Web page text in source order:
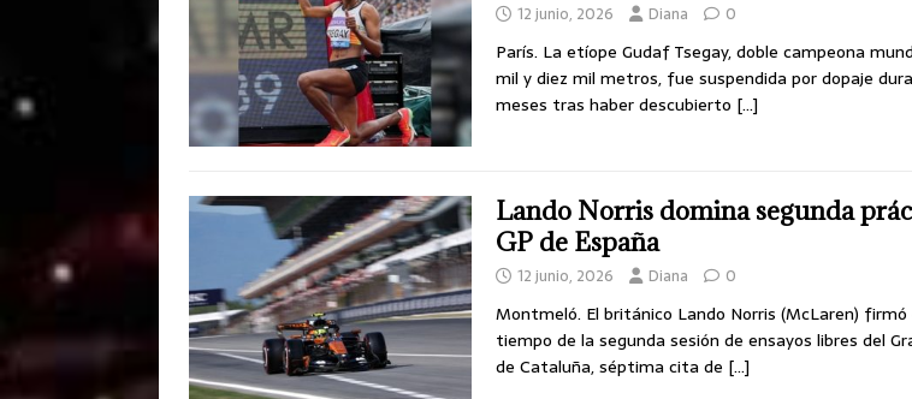
12 junio, 2026 Diana 0
París. La etíope Gudaf Tsegay, doble campeona
mil y diez mil metros, fue suspendida por dopaje
meses tras haber descubierto […]
Lando Norris domina segunda
GP de España
12 junio, 2026 Diana 0
Montmeló. El británico Lando Norris (McLaren)
tiempo de la segunda sesión de ensayos libres del
de Cataluña, séptima cita de […]